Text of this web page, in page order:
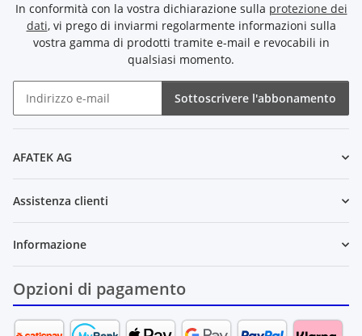
In conformità con la vostra dichiarazione sulla protezione dei
dati, vi prego di inviarmi regolarmente informazioni sulla
vostra gamma di prodotti tramite e-mail e revocabili in
qualsiasi momento.
Sottoscrivere l'abbonamento
AFATEK AG
Assistenza clienti
Informazione
Opzioni di pagamento